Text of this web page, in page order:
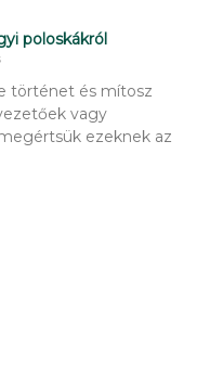
poloskákról
történet és mítosz
vagy
ezeknek az